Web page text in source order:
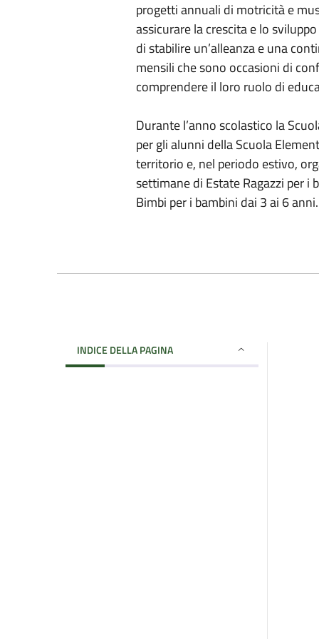
progetti annuali di motricità e
assicurare la crescita e lo
di stabilire un’alleanza e una
mensili che sono occasioni di
comprendere il loro ruolo di
Durante l’anno scolastico la
per gli alunni della Scuola
territorio e, nel periodo estivo,
settimane di Estate Ragazzi per i
Bimbi per i bambini dai 3 ai 6 anni.
INDICE DELLA PAGINA